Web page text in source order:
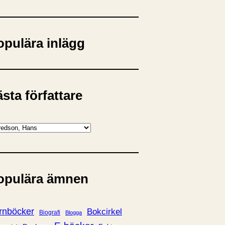
inlägg
författare
ämnen
Biografi Blogga Bokcirkel